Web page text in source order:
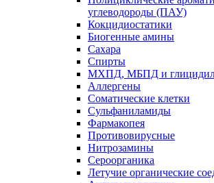
углеводороды (ПАУ)
Кокцидиостатики
Биогенные амины
Сахара
Спирты
МХПД, МБПД и
Аллергены
Соматические клетки
Сульфаниламиды
Фармакопея
Противовирусные
Нитрозамины
Сероорганика
Летучие органические